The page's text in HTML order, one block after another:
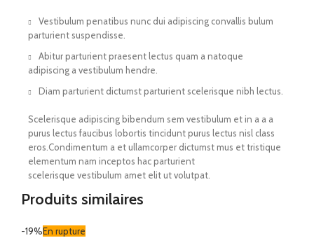
Vestibulum penatibus nunc dui adipiscing convallis bulum
parturient suspendisse.
Abitur parturient praesent lectus quam a natoque
adipiscing a vestibulum hendre.
Diam parturient dictumst parturient scelerisque nibh lectus.
Scelerisque adipiscing bibendum sem vestibulum et in a a a
purus lectus faucibus lobortis tincidunt purus lectus nisl class
eros.Condimentum a et ullamcorper dictumst mus et tristique
elementum nam inceptos hac parturient
scelerisque vestibulum amet elit ut volutpat.
Produits similaires
-19%En rupture